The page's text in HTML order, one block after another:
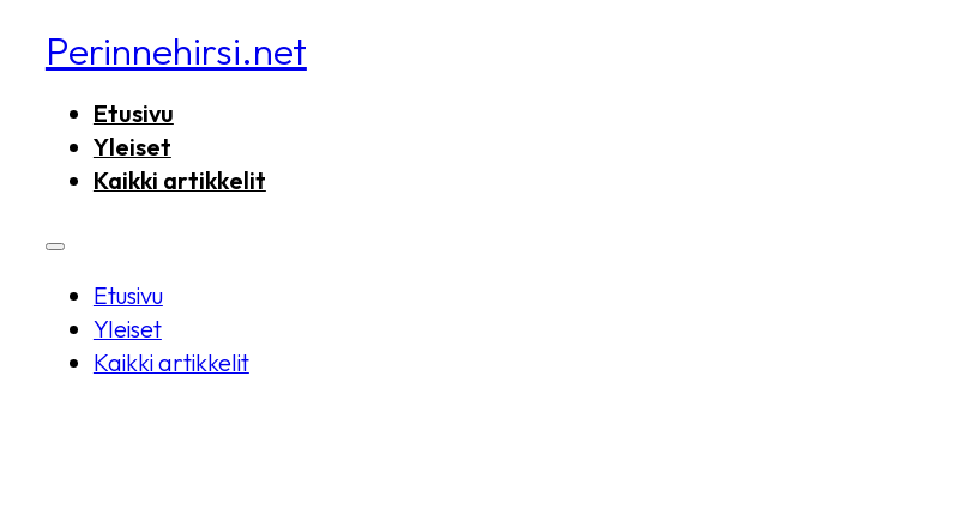
Perinnehirsi.net
Etusivu
Yleiset
Kaikki artikkelit
Etusivu
Yleiset
Kaikki artikkelit